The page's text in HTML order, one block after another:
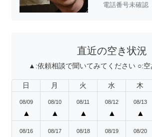
電話番号未確認
直近の空き状況
▲:依頼相談で聞いてみてください ○:空
日 月 火 水 木
08/09
▲
08/10
▲
08/11
▲
08/12
▲
08/13
▲
08/16 08/17 08/18 08/19 08/20